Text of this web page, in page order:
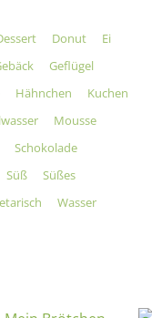
Donut
Ei
Geflügel
Hähnchen
Kuchen
Mousse
Schokolade
Süß
Süßes
Wasser